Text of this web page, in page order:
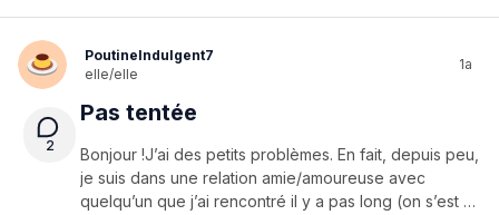
PoutineIndulgent7
elle/elle
1a
Pas tentée
Bonjour !J’ai des petits problèmes. En fait, depuis peu,
je suis dans une relation amie/amoureuse avec
quelqu’un que j’ai rencontré il y a pas long (on s’est mis d’accord pour cette relation). Sauf que gros bémol ; ma langue principale c’est le français et lui c’est l’espagnol. Mais comme on sait parler en anglais tout les deux, on fait avec. Sauf que lui il n’a que les bases comme « Hi how are you » ou encore « What are you doing ». Le reste, à chaque fois que je lui parle, il ne comprend pas et on doit rester au moins 20 minutes sur la même phrase, qui de base, était pas importante. Mais il y a des fois par exemple quand il réussit à me dire je t’aime, mon coeur bat un petittt (vraiment un petit peu) peu pour lui. Je l’aime bien, mais il veut avancer dans la relation. Genre il veut qu’on soit presque de vrais amoureux. Sauf que moi, je ne crois pas que je sois prête à endurer une relation ou on ne se comprend presque pas. Et mon coeur aime déjà une personne..Je ne sais pas comment le lui dire sans le frustrer et je voudrais vraiment qu’il comprenne. Merci de m’aider !
2